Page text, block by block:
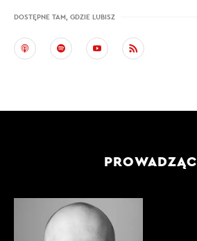
DOSTĘPNE TAM, GDZIE LUBISZ